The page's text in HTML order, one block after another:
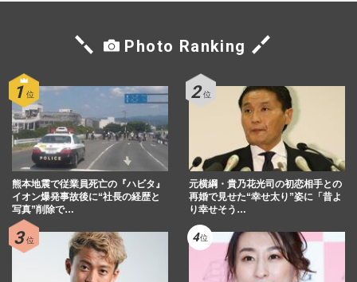
Photo Ranking
熊本地震で従業員死亡の『ハビタ』
イオン爆発事故後に“社長の経歴と
写真”削除で…
元横綱・貴乃花光司の初恋相手との
再婚で見せた“幸せ太り”姿に「昔よ
り幸せそう…